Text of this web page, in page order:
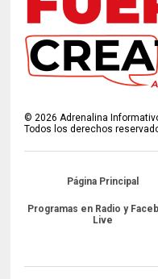
© 2026 Adrenalina
Todos los derechos
Página Principal
Programas en Radio y
Live